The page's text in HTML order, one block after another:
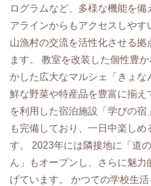
ログラムなど、多様な機能を備
アラインからもアクセスしや
山漁村の交流を活性化させる
ます。 教室を改装した個性豊
かした広大なマルシェ「きょ
鮮な野菜や特産品を豊富に揃え
を利用した宿泊施設「学びの宿
も完備しており、一日中楽しめ
す。 2023年には隣接地に「道
ん」もオープンし、さらに魅
げています。 かつての学校生活